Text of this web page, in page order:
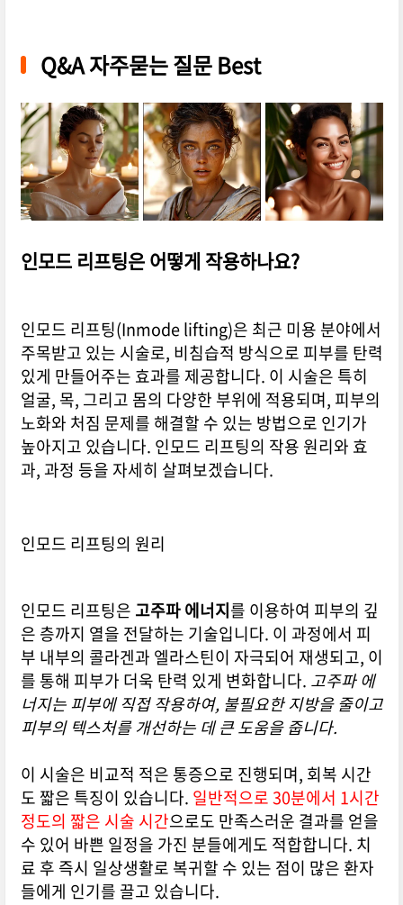
Q&A 자주묻는 질문 Best
인모드 리프팅은 어떻게 작용하나요?
인모드 리프팅(Inmode lifting)은 최근 미용 분야에서
주목받고 있는 시술로, 비침습적 방식으로 피부를 탄력
있게 만들어주는 효과를 제공합니다. 이 시술은 특히
얼굴, 목, 그리고 몸의 다양한 부위에 적용되며, 피부의
노화와 처짐 문제를 해결할 수 있는 방법으로 인기가
높아지고 있습니다. 인모드 리프팅의 작용 원리와 효
과, 과정 등을 자세히 살펴보겠습니다.
인모드 리프팅의 원리
인모드 리프팅은 고주파 에너지를 이용하여 피부의 깊
은 층까지 열을 전달하는 기술입니다. 이 과정에서 피
부 내부의 콜라겐과 엘라스틴이 자극되어 재생되고, 이
를 통해 피부가 더욱 탄력 있게 변화합니다. 고주파 에
너지는 피부에 직접 작용하여, 불필요한 지방을 줄이고
피부의 텍스처를 개선하는 데 큰 도움을 줍니다.
이 시술은 비교적 적은 통증으로 진행되며, 회복 시간
도 짧은 특징이 있습니다. 일반적으로 30분에서 1시간
정도의 짧은 시술 시간으로도 만족스러운 결과를 얻을
수 있어 바쁜 일정을 가진 분들에게도 적합합니다. 치
료 후 즉시 일상생활로 복귀할 수 있는 점이 많은 환자
들에게 인기를 끌고 있습니다.